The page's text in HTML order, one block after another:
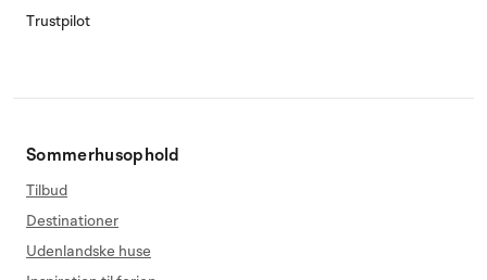
Trustpilot
Sommerhusophold
Tilbud
Destinationer
Udenlandske huse